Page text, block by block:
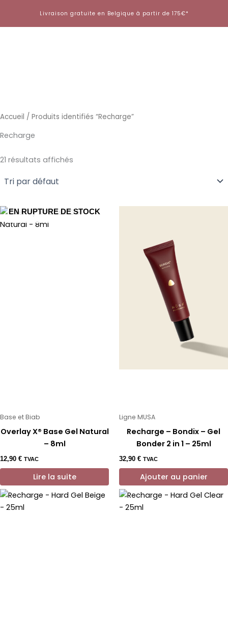
contenu
Livraison gratuite en Belgique à partir de 175€*
Accueil / Produits identifiés “Recharge”
Recharge
21 résultats affichés
EN RUPTURE DE STOCK
Base et Biab
Overlay X® Base Gel Natural
– 8ml
12,90 € TVAC
Lire la suite
Ligne MUSA
Recharge – Bondix – Gel
Bonder 2 in 1 – 25ml
32,90 € TVAC
Ajouter au panier